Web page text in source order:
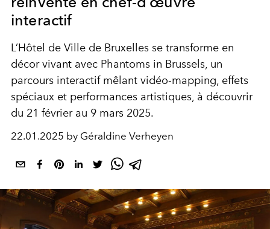
interactif
L’Hôtel de Ville de Bruxelles se transforme en
décor vivant avec Phantoms in Brussels, un
parcours interactif mêlant vidéo-mapping, effets
spéciaux et performances artistiques, à découvrir
du 21 février au 9 mars 2025.
22.01.2025 by Géraldine Verheyen